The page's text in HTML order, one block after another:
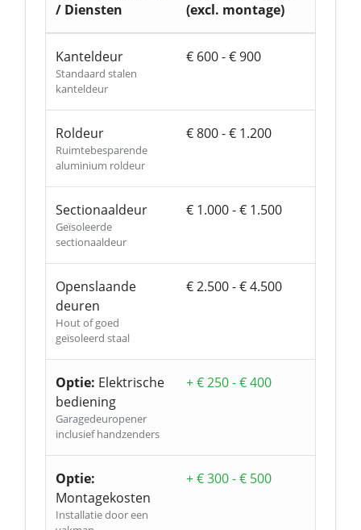
/ Diensten
(excl. montage)
Kanteldeur
Standaard stalen
kanteldeur
€ 600 - € 900
Roldeur
Ruimtebesparende
aluminium roldeur
€ 800 - € 1.200
Sectionaaldeur
Geïsoleerde
sectionaaldeur
€ 1.000 - € 1.500
Openslaande
deuren
Hout of goed
geïsoleerd staal
€ 2.500 - € 4.500
Optie: Elektrische
bediening
Garagedeuropener
inclusief handzenders
+ € 250 - € 400
Optie:
Montagekosten
Installatie door een
+ € 300 - € 500